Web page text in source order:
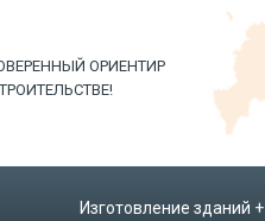
ОРИЕНТИР
Изготовление зданий +